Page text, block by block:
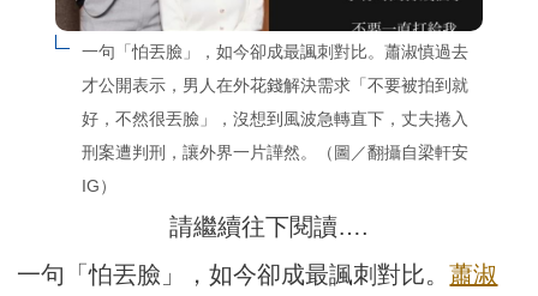
一句「怕丟臉」，如今卻成最諷刺對比。蕭淑慎過去
才公開表示，男人在外花錢解決需求「不要被拍到就
好，不然很丟臉」，沒想到風波急轉直下，丈夫捲入
刑案遭判刑，讓外界一片譁然。（圖／翻攝自梁軒安
IG）
請繼續往下閱讀….
一句「怕丟臉」，如今卻成最諷刺對比。蕭淑